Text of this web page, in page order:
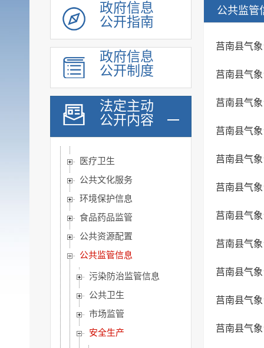
政府信息
公开指南
政府信息
公开制度
法定主动
公开内容
优化营商环境
脱贫攻坚
社会救助
社会福利
社会保险
养老服务
稳岗就业
医疗卫生
公共文化服务
环境保护信息
食品药品监管
公共资源配置
公共监管信息
污染防治监管信息
公共卫生
市场监管
安全生产
公共监管
莒南县气
莒南县气
莒南县气
莒南县气
莒南县气
莒南县气
莒南县气
莒南县气
莒南县气
莒南县气
莒南县气